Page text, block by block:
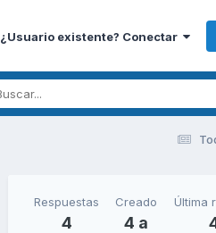
¿Usuario existente? Conectar
Respuestas
4
Creado
4 a
Última